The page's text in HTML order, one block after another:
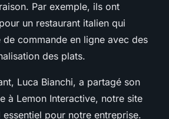
Par exemple, ils ont
un restaurant italien qui
de commande en ligne avec des
des plats.
Luca Bianchi, a partagé son
à Lemon Interactive, notre site
pour notre entreprise.